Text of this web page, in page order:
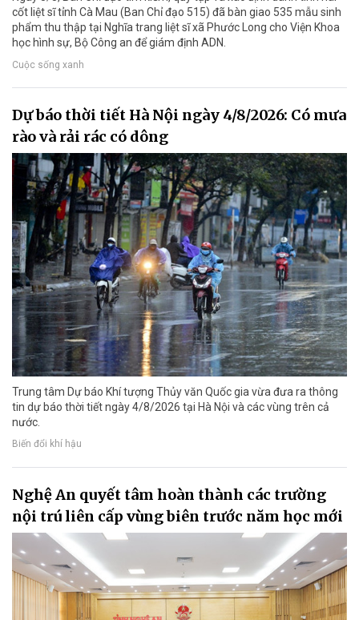
cốt liệt sĩ tỉnh Cà Mau (Ban Chỉ đạo 515) đã bàn giao 535 mẫu sinh
phẩm thu thập tại Nghĩa trang liệt sĩ xã Phước Long cho Viện Khoa
học hình sự, Bộ Công an để giám định ADN.
Cuộc sống xanh
Dự báo thời tiết Hà Nội ngày 4/8/2026: Có mưa
rào và rải rác có dông
Trung tâm Dự báo Khí tượng Thủy văn Quốc gia vừa đưa ra thông
tin dự báo thời tiết ngày 4/8/2026 tại Hà Nội và các vùng trên cả
nước.
Biến đổi khí hậu
Nghệ An quyết tâm hoàn thành các trường
nội trú liên cấp vùng biên trước năm học mới